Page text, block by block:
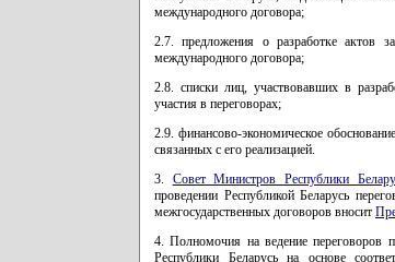
международного договора;
2.7. предложения о разработке актов
международного договора;
2.8. списки лиц, участвовавших в
участия в переговорах;
2.9. финансово-экономическое
связанных с его реализацией.
3. Совет Министров Республики
проведении Республикой Беларусь
межгосударственных договоров вносит
4. Полномочия на ведение переговоров
Республики Беларусь на основе